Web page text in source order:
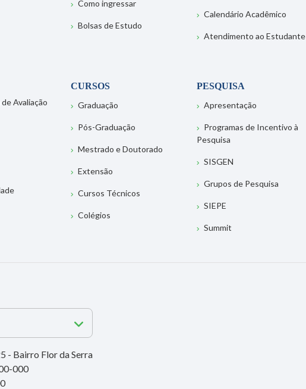
Avaliação
Como ingressar
Bolsas de Estudo
Calendário Acadêmico
Atendimento ao Estudante
CURSOS
Graduação
Pós-Graduação
Mestrado e Doutorado
Extensão
Cursos Técnicos
Colégios
PESQUISA
Apresentação
Programas de Incentivo à
Pesquisa
SISGEN
Grupos de Pesquisa
SIEPE
Summit
- Bairro Flor da Serra
000